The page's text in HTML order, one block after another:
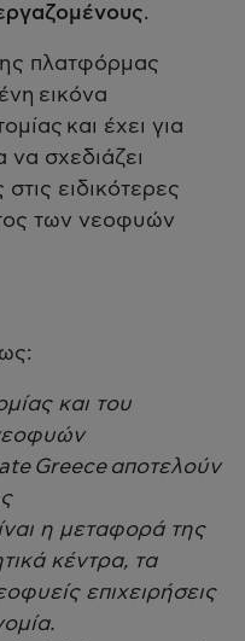
.
πλατφόρμας
εικόνα
και έχει για
σχεδιάζει
ειδικότερες
των νεοφυών
και του
Greece αποτελούν
η μεταφορά της
κέντρα, τα
επιχειρήσεις